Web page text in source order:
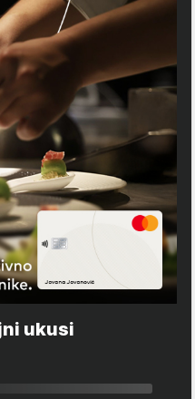
ukusi